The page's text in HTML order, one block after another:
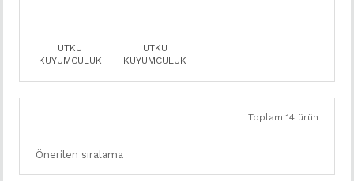
UTKU
KUYUMCULUK
UTKU
KUYUMCULUK
Toplam 14 ürün